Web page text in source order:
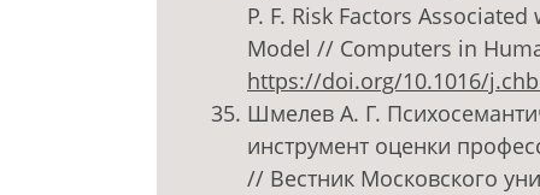
P. F. Risk Factors
Model // Computers in
https://doi.org/10.1016/
Шмелев А. Г.
инструмент оценки
// Вестник Московского